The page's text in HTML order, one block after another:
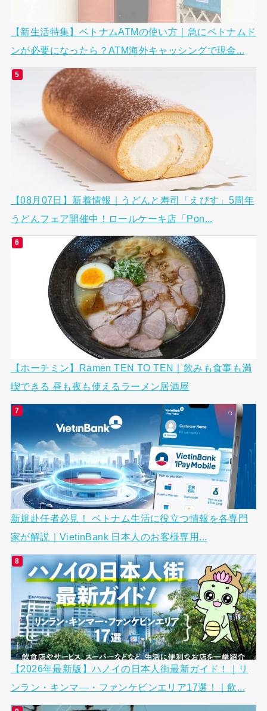
【新生活特集】ベトナムATMの使い方｜急にベトナムド
ンが必要になったら？ATM海外キャッシングで現金...
【08月07日】新着情報｜うどんと寿司「えびす」5周年
うどんフェア開催中！ロールケーキ店「Pon...
【ホーチミン】Ramen TEN TO TEN｜飲みも食事も満
喫できる 昼も夜も使えるラーメン居酒屋
新規赴任者必見！ ベトナム生活に役立つ情報を各専門
家が解説｜VietinBank 日本人のお客様専用...
【2026年最新版】ハノイの日本人街最新ガイド！｜リ
ンラン・キンマ―・ファンケビンエリア17選！｜飲...